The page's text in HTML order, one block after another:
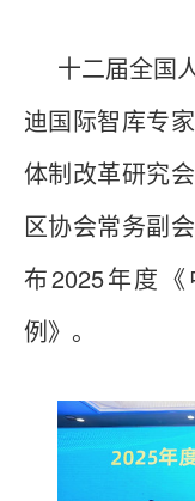
十二届全国
迪国际智库专
体制改革研究
区协会常务副
布2025年度
例》。